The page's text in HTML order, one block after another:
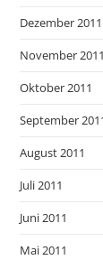
Dezember 2011
November 2011
Oktober 2011
September
August 2011
Juli 2011
Juni 2011
Mai 2011